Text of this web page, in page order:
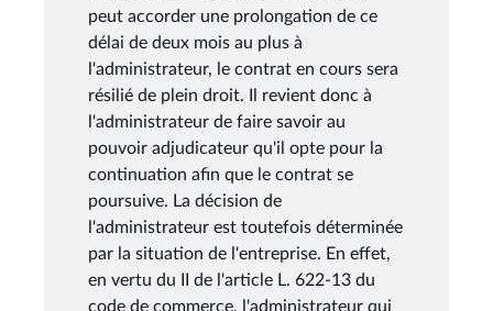
peut accorder une prolongation de ce
délai de deux mois au plus à
l'administrateur, le contrat en cours sera
résilié de plein droit. Il revient donc à
l'administrateur de faire savoir au
pouvoir adjudicateur qu'il opte pour la
continuation afin que le contrat se
poursuive. La décision de
l'administrateur est toutefois déterminée
par la situation de l'entreprise. En effet,
en vertu du II de l'article L. 622-13 du
code de commerce, l'administrateur qui